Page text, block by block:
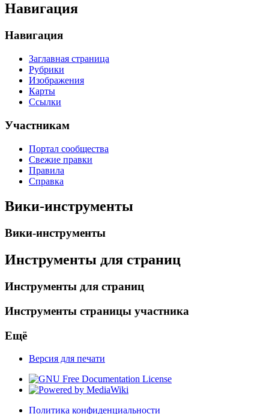
Навигация
Навигация
Заглавная страница
Рубрики
Изображения
Карты
Ссылки
Участникам
Портал сообщества
Свежие правки
Правила
Справка
Вики-инструменты
Вики-инструменты
Инструменты для страниц
Инструменты для страниц
Инструменты страницы участника
Ещё
Версия для печати
Политика конфиденциальности